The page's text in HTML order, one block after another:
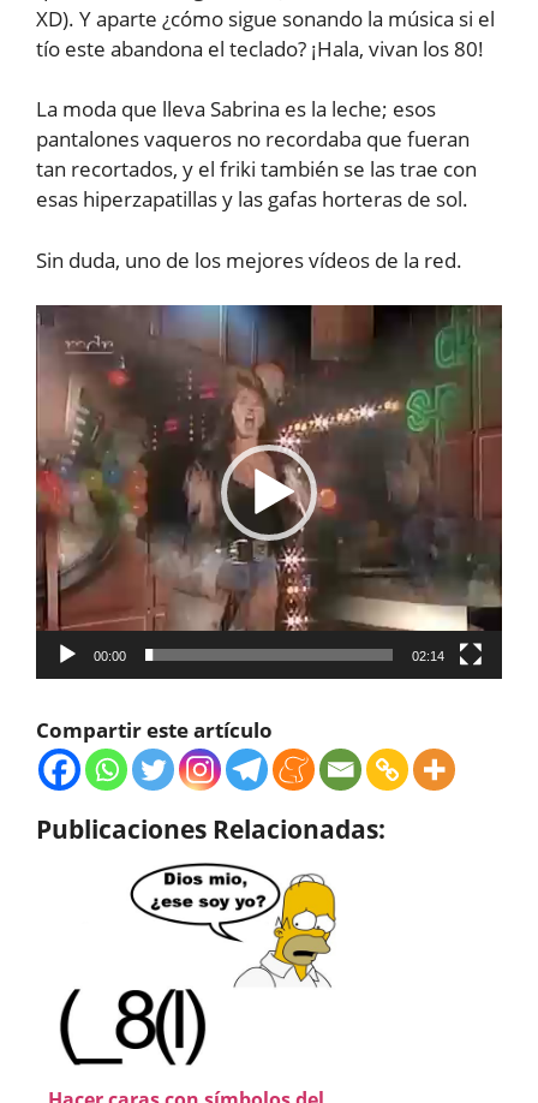
XD). Y aparte ¿cómo sigue sonando la música si el
tío este abandona el teclado? ¡Hala, vivan los 80!
La moda que lleva Sabrina es la leche; esos
pantalones vaqueros no recordaba que fueran
tan recortados, y el friki también se las trae con
esas hiperzapatillas y las gafas horteras de sol.
Sin duda, uno de los mejores vídeos de la red.
Reproductor
de
vídeo
00:00 02:14
Compartir este artículo
Publicaciones Relacionadas: